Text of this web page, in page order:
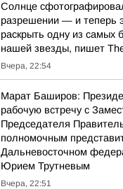
Солнце
разрешении — и теперь
раскрыть одну из самых
нашей звезды, пишет
Вчера, 22:54
Марат Баширов:
рабочую встречу с
Председателя
полномочным
Дальневосточном
Юрием Трутневым
Вчера, 22:51